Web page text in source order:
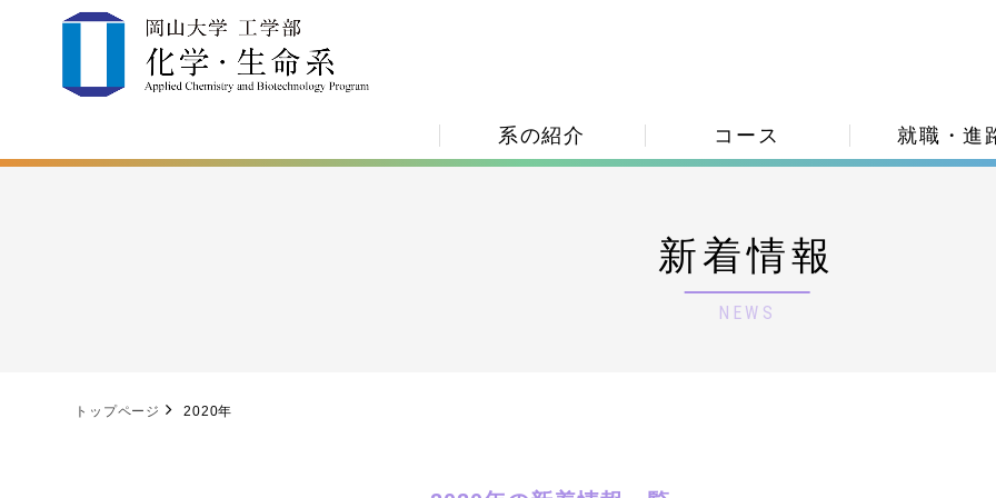
系の紹介 コース 就職・進
新着情報
NEWS
トップページ 2020年